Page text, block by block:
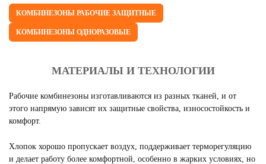
КОМБИНЕЗОНЫ РАБОЧИЕ ЗАЩИТНЫЕ
КОМБИНЕЗОНЫ ОДНОРАЗОВЫЕ
МАТЕРИАЛЫ И ТЕХНОЛОГИИ
Рабочие комбинезоны изготавливаются из разных тканей, и от
этого напрямую зависят их защитные свойства, износостойкость и
комфорт.
Хлопок хорошо пропускает воздух, поддерживает терморегуляцию
и делает работу более комфортной, особенно в жарких условиях, но